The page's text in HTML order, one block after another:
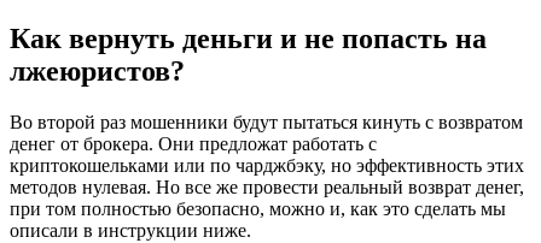
Как вернуть деньги и не попасть на
лжеюристов?
Во второй раз мошенники будут пытаться кинуть с возвратом
денег от брокера. Они предложат работать с
криптокошельками или по чарджбэку, но эффективность этих
методов нулевая. Но все же провести реальный возврат денег,
при том полностью безопасно, можно и, как это сделать мы
описали в инструкции ниже.